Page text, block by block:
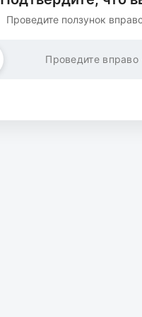
Проведите ползунок
Проведите